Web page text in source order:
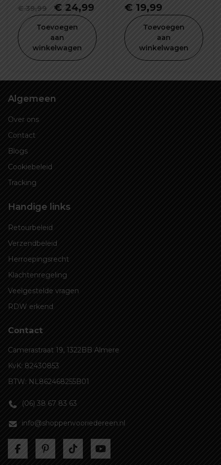
waterdicht en
schokbestendig
€39,99
Oorspronkelijke
was:
€ 39,99.
€ 24,99 Huidige
is:
€ 24,99.
Toevoegen
aan
winkelwagen
4.0 inch K1188
€ 19,99
Toevoegen
aan
winkelwagen
Algemeen
Over ons
Contact
Blogs
Cookiebeleid
Tracking
Handige links
Retourbeleid
Verzendbeleid
Herroepingsrecht
Klachtenregeling
Veelgestelde vragen
RDW erkend
Contact
Camerastraat 19, 1322BB Almere
KvK: 82430853
BTW: NL862468255B01
(06) 38 67 83 63
info@shoppenvooriedereen.nl